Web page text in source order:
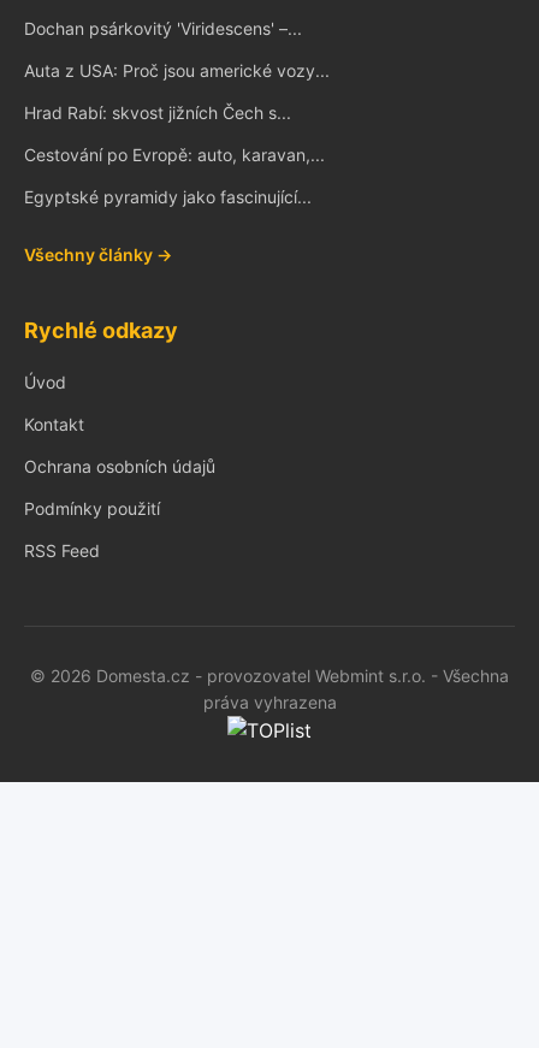
Dochan psárkovitý 'Viridescens' –...
Auta z USA: Proč jsou americké vozy...
Hrad Rabí: skvost jižních Čech s...
Cestování po Evropě: auto, karavan,...
Egyptské pyramidy jako fascinující...
Všechny články →
Rychlé odkazy
Úvod
Kontakt
Ochrana osobních údajů
Podmínky použití
RSS Feed
© 2026 Domesta.cz - provozovatel Webmint s.r.o. - Všechna
práva vyhrazena